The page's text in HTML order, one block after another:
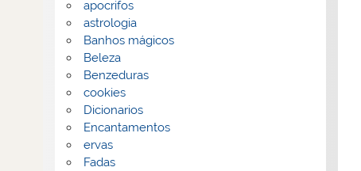
apocrifos
astrologia
Banhos mágicos
Beleza
Benzeduras
cookies
Dicionarios
Encantamentos
ervas
Fadas